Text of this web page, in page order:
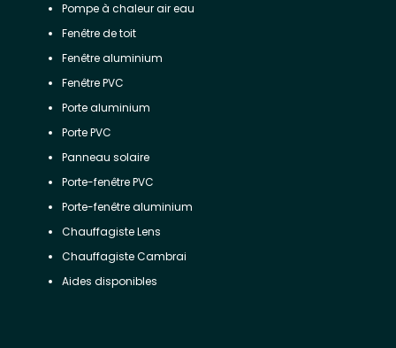
Pompe à chaleur air eau
Fenêtre de toit
Fenêtre aluminium
Fenêtre PVC
Porte aluminium
Porte PVC
Panneau solaire
Porte-fenêtre PVC
Porte-fenêtre aluminium
Chauffagiste Lens
Chauffagiste Cambrai
Aides disponibles